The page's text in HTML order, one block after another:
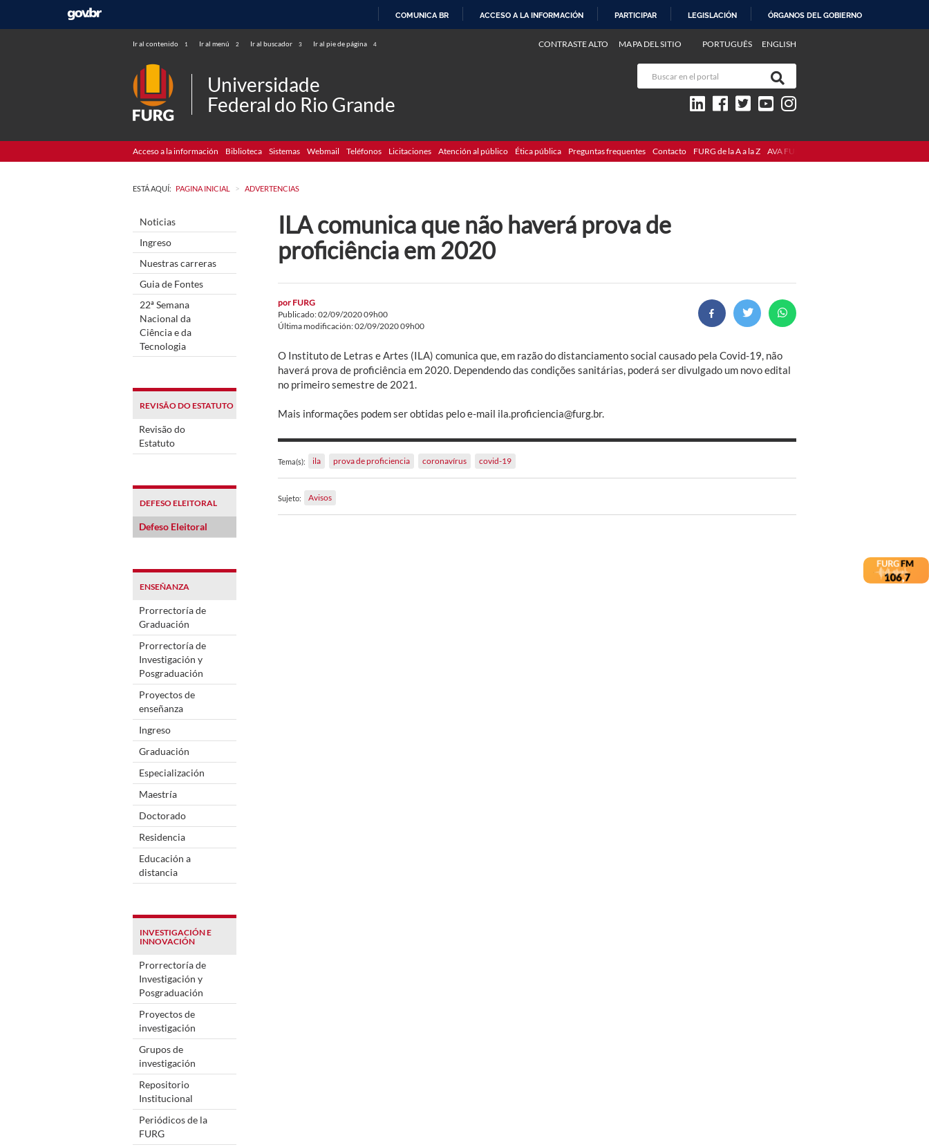
COMUNICA BR ACCESO A LA INFORMACIÓN PARTICIPAR LEGISLACIÓN ÓRGANOS DEL GOBIERNO
Ir al contenido 1 Ir al menú 2 Ir al buscador 3 Ir al pie de página 4 PORTUGUÊS ENGLISH
CONTRASTE ALTO MAPA DEL SITIO
Universidade
Federal do Rio Grande
Acceso a la información Biblioteca Sistemas Webmail Teléfonos Licitaciones Atención al público Ética pública Preguntas frequentes Contacto FURG de la A a la Z AVA FURG
ESTÁ AQUÍ: PAGINA INICIAL > ADVERTENCIAS
Noticias
Ingreso
Nuestras carreras
Guia de Fontes
22ª Semana
Nacional da
Ciência e da
Tecnologia
REVISÃO DO ESTATUTO
Revisão do
Estatuto
DEFESO ELEITORAL
Defeso Eleitoral
ENSEÑANZA
Prorrectoría de
Graduación
Prorrectoría de
Investigación y
Posgraduación
Proyectos de
enseñanza
Ingreso
Graduación
Especialización
Maestría
Doctorado
Residencia
Educación a
distancia
INVESTIGACIÓN E
INNOVACIÓN
Prorrectoría de
Investigación y
Posgraduación
Proyectos de
investigación
Grupos de
investigación
Repositorio
Institucional
Periódicos de la
FURG
ILA comunica que não haverá prova de
proficiência em 2020
por FURG
Publicado: 02/09/2020 09h00
Última modificación: 02/09/2020 09h00
O Instituto de Letras e Artes (ILA) comunica que, em razão do distanciamento social causado pela Covid-19, não
haverá prova de proficiência em 2020. Dependendo das condições sanitárias, poderá ser divulgado um novo edital
no primeiro semestre de 2021.
Mais informações podem ser obtidas pelo e-mail ila.proficiencia@furg.br.
Tema(s): ila prova de proficiencia coronavírus covid-19
Sujeto: Avisos